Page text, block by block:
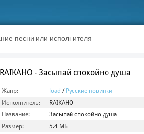
RAIKAHO - Засыпай спокойно душа
Жанр: load / Русские новинки
Исполнитель:
RAIKAHO
Название:
Засыпай спокойно душа
Размер:
5.4 МБ